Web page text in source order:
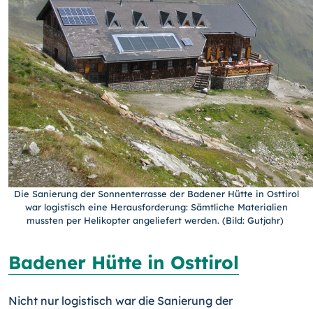
Die Sanierung der Sonnenterrasse der Badener Hütte in Osttirol
war logistisch eine Herausforderung: Sämtliche Materialien
mussten per Helikopter angeliefert werden. (Bild: Gutjahr)
Badener Hütte in Osttirol
Nicht nur logistisch war die Sanierung der